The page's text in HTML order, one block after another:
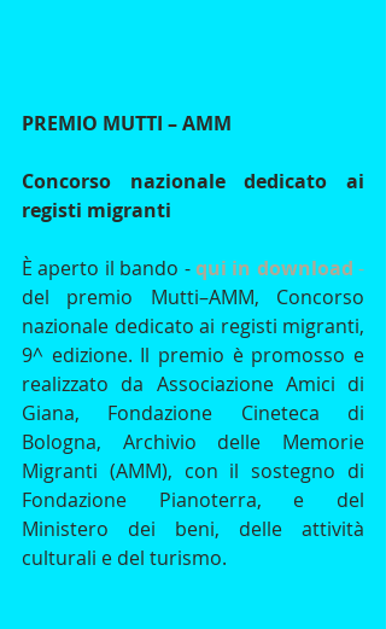
PREMIO MUTTI – AMM
Concorso nazionale dedicato ai
registi migranti
È aperto il bando - qui in download
del premio Mutti–AMM, Concorso
nazionale dedicato ai registi migranti,
9^ edizione. Il premio è promosso e
realizzato da Associazione Amici di
Giana, Fondazione Cineteca di
Bologna, Archivio delle Memorie
Migranti (AMM), con il sostegno di
Fondazione Pianoterra, e del
Ministero dei beni, delle attività
culturali e del turismo.